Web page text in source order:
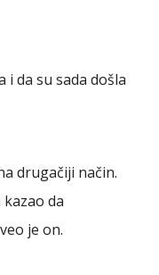
i da su sada došla
drugačiji način.
da
je on.